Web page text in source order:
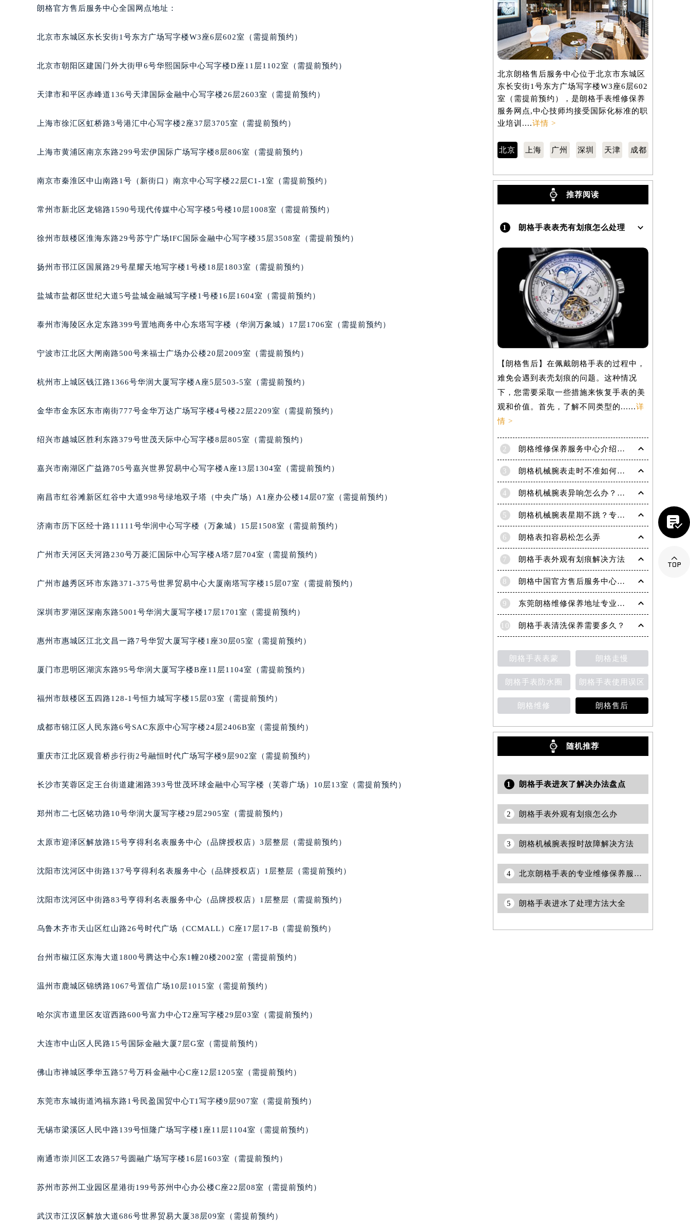
深圳市罗湖区深南东路5001号华润大厦写字楼17层1701室（需提前预约）
厦门市思明区湖滨东路95号华润大厦写字楼B座11层1104室（需提前预约）
成都市锦江区人民东路6号SAC东原中心写字楼24层2406B室（需提前预约）
长沙市芙蓉区定王台街道建湘路393号世茂环球金融中心写字楼（芙蓉广场）10层13室（需提前预约）
太原市迎泽区解放路15号亨得利名表服务中心（品牌授权店）3层整层（需提前预约）
沈阳市沈河区中街路83号亨得利名表服务中心（品牌授权店）1层整层（需提前预约）
温州市鹿城区锦绣路1067号置信广场10层1015室（需提前预约）
大连市中山区人民路15号国际金融大厦7层G室（需提前预约）
东莞市东城街道鸿福东路1号民盈国贸中心T1写字楼9层907室（需提前预约）
南通市崇川区工农路57号圆融广场写字楼16层1603室（需提前预约）
武汉市江汉区解放大道686号世界贸易大厦38层09室（需提前预约）
合肥市蜀山区潜山路111号万象城华润大厦B座12楼03室（需提前预约）
青岛市南区山东路6号华润大厦B座22层04室（需提前预约）
长春市朝阳区西安大路727号中银大厦A座(旺进大厦)18层09室（需提前预约）
昆明市盘龙区北京路928号同德昆明广场写字楼10层06室（需提前预约）
西安市碑林区南关正街88号华侨城长安国际中心E座6楼10室（需提前预约）
唐山市路南区新华东道100号万达广场写字楼A座10层1002室（需提前预约）
内蒙古自治区呼和浩特市玉泉区大学西街70号华润万象城写字楼（鄂尔多斯大厦）23层2326室（需提前预约）
重庆市解放碑渝中区民权路28号英利国际金融中心写字楼20层01室（需提前预约）
黑龙江省鹤岗市向阳区红军路朗格售后服务中心（需提前预约）
黑龙江省鸡西市鸡冠区红军路朗格售后服务中心（需提前预约）
黑龙江省牡丹江市东安区太平路朗格售后服务中心（需提前预约）
黑龙江省齐齐哈尔市龙沙区龙华路朗格售后服务中心（需提前预约）
黑龙江省绥化市北林区新华街与康庄路交叉口朗格售后服务中心（需提前预约）
吉林省白城市洮北区明仁南街朗格售后服务中心（需提前预约）
吉林省吉林市船营区河南街朗格售后服务中心（需提前预约）
吉林省梅河口市新华街道梅河大街朗格售后服务中心（需提前预约）
吉林省松原市宁江区五环大街朗格售后服务中心（需提前预约）
吉林省延边市延吉市解放路朗格售后服务中心（需提前预约）
辽宁省本溪市平山区胜利路朗格售后服务中心（需提前预约）
辽宁省丹东市振兴区七经街朗格售后服务中心（需提前预约）
辽宁省阜新市海州区解放大街朗格售后服务中心（需提前预约）
辽宁省锦州市古塔区中央大街朗格售后服务中心（需提前预约）
辽宁省盘锦市兴隆台区石油大街朗格售后服务中心（需提前预约）
辽宁省营口市站前区市府路与渤海大街交叉口朗格售后服务中心（需提前预约）
辽宁省沈阳市沈河区中街路83号亨得利名表维修授权店1楼朗格售后服务中心（需提前预约）
北京市东城区东长安街1号王府井东方广场W3座6层602室朗格售后服务中心（需提前预约）
内蒙古自治区阿拉善盟市左旗土尔扈特大街朗格售后服务中心（需提前预约）
内蒙古自治区包头市青山区幸福路甲3号王府井百货名表维修朗格售后服务中心（需提前预约）
内蒙古自治区鄂尔多斯市东胜区伊金霍洛街朗格售后服务中心（需提前预约）
内蒙古自治区通辽市科尔沁区明仁大街朗格售后服务中心（需提前预约）
内蒙古自治区乌兰察布市集宁区恩和大街朗格售后服务中心（需提前预约）
内蒙古自治区兴安盟市乌兰浩特市兴安大街朗格售后服务中心（需提前预约）
朗格官方售后服务中心全国网点地址：
北京市东城区东长安街1号东方广场写字楼W3座6层602室（需提前预约）
北京市朝阳区建国门外大街甲6号华熙国际中心写字楼D座11层1102室（需提前预约）
天津市和平区赤峰道136号天津国际金融中心写字楼26层2603室（需提前预约）
上海市徐汇区虹桥路3号港汇中心写字楼2座37层3705室（需提前预约）
上海市黄浦区南京东路299号宏伊国际广场写字楼8层806室（需提前预约）
南京市秦淮区中山南路1号（新街口）南京中心写字楼22层C1-1室（需提前预约）
常州市新北区龙锦路1590号现代传媒中心写字楼5号楼10层1008室（需提前预约）
徐州市鼓楼区淮海东路29号苏宁广场IFC国际金融中心写字楼35层3508室（需提前预约）
扬州市邗江区国展路29号星耀天地写字楼1号楼18层1803室（需提前预约）
盐城市盐都区世纪大道5号盐城金融城写字楼1号楼16层1604室（需提前预约）
泰州市海陵区永定东路399号置地商务中心东塔写字楼（华润万象城）17层1706室（需提前预约）
宁波市江北区大闸南路500号来福士广场办公楼20层2009室（需提前预约）
杭州市上城区钱江路1366号华润大厦写字楼A座5层503-5室（需提前预约）
金华市金东区东市南街777号金华万达广场写字楼4号楼22层2209室（需提前预约）
绍兴市越城区胜利东路379号世茂天际中心写字楼8层805室（需提前预约）
嘉兴市南湖区广益路705号嘉兴世界贸易中心写字楼A座13层1304室（需提前预约）
南昌市红谷滩新区红谷中大道998号绿地双子塔（中央广场）A1座办公楼14层07室（需提前预约）
济南市历下区经十路11111号华润中心写字楼（万象城）15层1508室（需提前预约）
广州市天河区天河路230号万菱汇国际中心写字楼A塔7层704室（需提前预约）
广州市越秀区环市东路371-375号世界贸易中心大厦南塔写字楼15层07室（需提前预约）
深圳市罗湖区深南东路5001号华润大厦写字楼17层1701室（需提前预约）
惠州市惠城区江北文昌一路7号华贸大厦写字楼1座30层05室（需提前预约）
厦门市思明区湖滨东路95号华润大厦写字楼B座11层1104室（需提前预约）
福州市鼓楼区五四路128-1号恒力城写字楼15层03室（需提前预约）
成都市锦江区人民东路6号SAC东原中心写字楼24层2406B室（需提前预约）
重庆市江北区观音桥步行街2号融恒时代广场写字楼9层902室（需提前预约）
长沙市芙蓉区定王台街道建湘路393号世茂环球金融中心写字楼（芙蓉广场）10层13室（需提前预约）
郑州市二七区铭功路10号华润大厦写字楼29层2905室（需提前预约）
太原市迎泽区解放路15号亨得利名表服务中心（品牌授权店）3层整层（需提前预约）
沈阳市沈河区中街路137号亨得利名表服务中心（品牌授权店）1层整层（需提前预约）
沈阳市沈河区中街路83号亨得利名表服务中心（品牌授权店）1层整层（需提前预约）
乌鲁木齐市天山区红山路26号时代广场（CCMALL）C座17层17-B（需提前预约）
台州市椒江区东海大道1800号腾达中心东1幢20楼2002室（需提前预约）
温州市鹿城区锦绣路1067号置信广场10层1015室（需提前预约）
哈尔滨市道里区友谊西路600号富力中心T2座写字楼29层03室（需提前预约）
大连市中山区人民路15号国际金融大厦7层G室（需提前预约）
佛山市禅城区季华五路57号万科金融中心C座12层1205室（需提前预约）
东莞市东城街道鸿福东路1号民盈国贸中心T1写字楼9层907室（需提前预约）
无锡市梁溪区人民中路139号恒隆广场写字楼1座11层1104室（需提前预约）
南通市崇川区工农路57号圆融广场写字楼16层1603室（需提前预约）
苏州市苏州工业园区星港街199号苏州中心办公楼C座22层08室（需提前预约）
武汉市江汉区解放大道686号世界贸易大厦38层09室（需提前预约）
北京朗格售后服务中心位于北京市东城区
东长安街1号东方广场写字楼W3座6层602
室（需提前预约），是朗格手表维修保养
服务网点,中心技师均接受国际化标准的职
业培训....详情 >
北京 上海 广州 深圳 天津 成都
推荐阅读
1 朗格手表表壳有划痕怎么处理
【朗格售后】在佩戴朗格手表的过程中，
难免会遇到表壳划痕的问题。这种情况
下，您需要采取一些措施来恢复手表的美
观和价值。首先，了解不同类型的......详
情 >
2 朗格维修保养服务中心介绍 | Lange
3 朗格机械腕表走时不准如何精密修复？专业解析排除石英因素
4 朗格机械腕表异响怎么办？专业解决高端名表走时杂音
5 朗格机械腕表星期不跳？专业解决方法助您精准计时
6 朗格表扣容易松怎么弄
7 朗格手表外观有划痕解决方法
8 朗格中国官方售后服务中心｜全新地址及服务热线权威信息声明（2026年6月最新）
9 东莞朗格维修保养地址专业售后服务中心权威公示（2026年7月最新）
10 朗格手表清洗保养需要多久？
朗格手表表蒙 朗格走慢
朗格手表防水圈 朗格手表使用误区
朗格维修 朗格售后
随机推荐
1 朗格手表进灰了解决办法盘点
2 朗格手表外观有划痕怎么办
3 朗格机械腕表报时故障解决方法
4 北京朗格手表的专业维修保养服务指南权威公示（2026年7月最新）
5 朗格手表进水了处理方法大全

